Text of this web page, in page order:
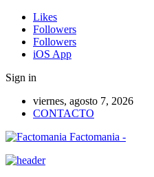
Likes
Followers
Followers
iOS App
Sign in
viernes, agosto 7, 2026
CONTACTO
Factomania -